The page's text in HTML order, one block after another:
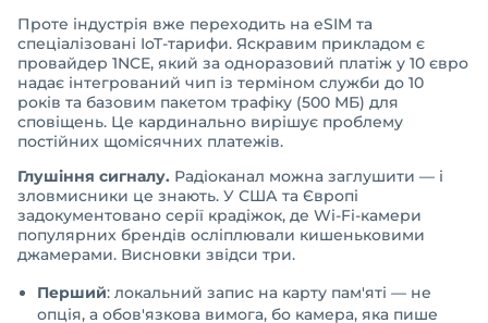
Проте індустрія вже переходить на eSIM та
спеціалізовані IoT-тарифи. Яскравим прикладом є
провайдер 1NCE, який за одноразовий платіж у 10 євро
надає інтегрований чип із терміном служби до 10
років та базовим пакетом трафіку (500 МБ) для
сповіщень. Це кардинально вирішує проблему
постійних щомісячних платежів.
Глушіння сигналу. Радіоканал можна заглушити — і
зловмисники це знають. У США та Європі
задокументовано серії крадіжок, де Wi-Fi-камери
популярних брендів осліплювали кишеньковими
джамерами. Висновки звідси три.
Перший: локальний запис на карту пам'яті — не
опція, а обов'язкова вимога, бо камера, яка пише